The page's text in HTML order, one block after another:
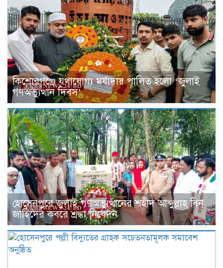
কিশোরগঞ্জে যথাযোগ্য মর্যাদায় পালিত হলো ‘জুলাই
গণঅভ্যুত্থান দিবস’
হোসেনপুরে জুলাই গণঅভ্যুত্থানের শহীদ আব্দুল্লাহ বিন
জাহিদের কবরে শ্রদ্ধা নিবেদন